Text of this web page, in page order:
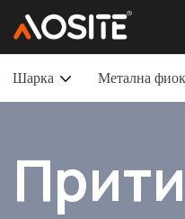
Шарка Метална